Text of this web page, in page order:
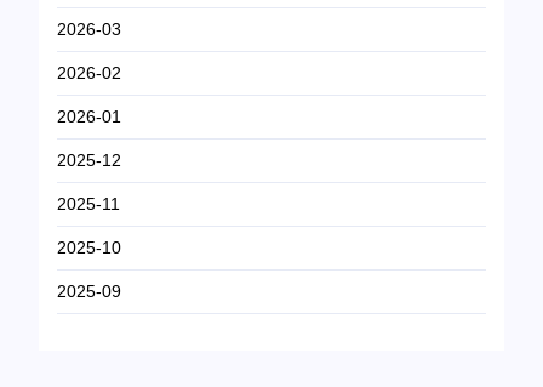
2026-03
2026-02
2026-01
2025-12
2025-11
2025-10
2025-09